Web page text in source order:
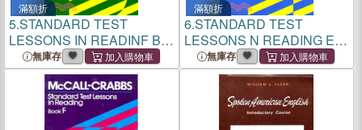
滿額折
5.STANDARD TEST
LESSONS IN READINF B標
準閱讀測驗B
無庫存
滿額折
6.STANDARD TEST
LESSONS N READING E標
準閱讀測驗E
無庫存